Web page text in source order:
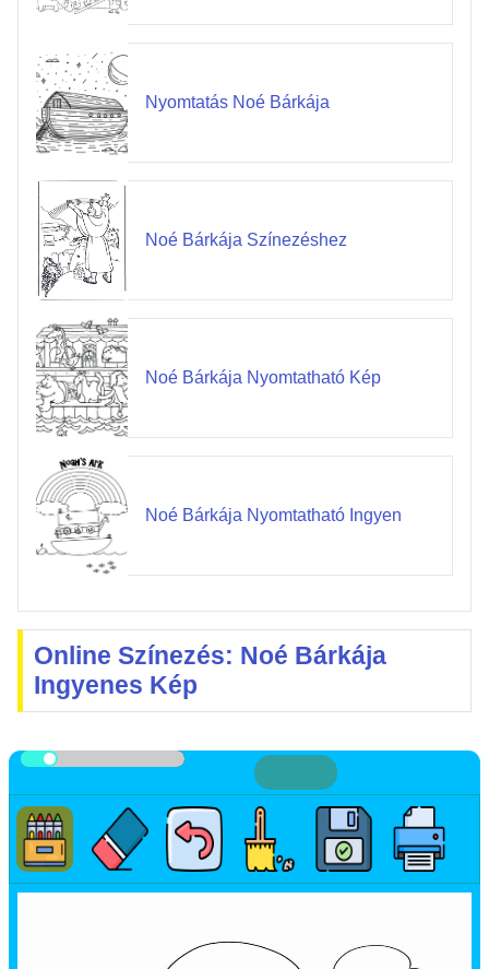
Nyomtatás Noé Bárkája
Noé Bárkája Színezéshez
Noé Bárkája Nyomtatható Kép
Noé Bárkája Nyomtatható Ingyen
Online Színezés: Noé Bárkája
Ingyenes Kép